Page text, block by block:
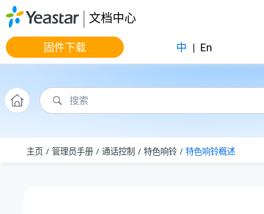
跳转到主要内容
文档中心
固件下载 中 | En
主页 管理员手册 通话控制 特色响铃 特色响铃概述